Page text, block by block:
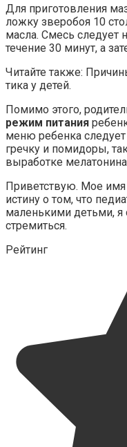
Для приготовления
ложку зверобоя 10
масла. Смесь следует
течение 30 минут, а
Читайте также:
тика у детей.
Помимо этого,
режим питания
меню ребенка
гречку и помидоры,
выработке
Приветствую. Мое
истину о том, что
маленькими детьми, я
стремиться.
Рейтинг